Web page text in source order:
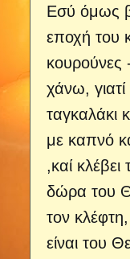
Εσύ όμως
εποχή του
κουρούνες
χάνω,
ταγκαλάκι
με καπνό
,καί
δώρα του
τον
είναι του